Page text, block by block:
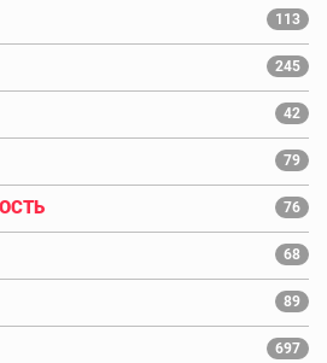
113
245
42
79
76
68
89
697